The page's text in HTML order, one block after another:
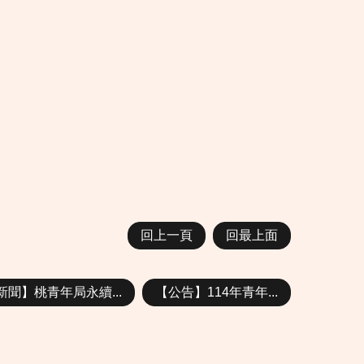
回上一頁 回最上面
聞】桃青年局永續... 【公告】114年青年...